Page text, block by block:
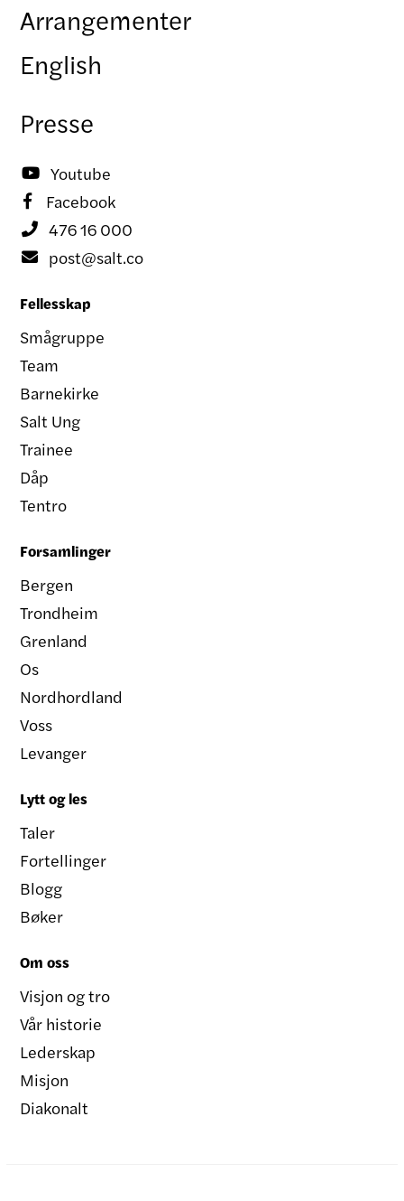
Arrangementer
English
Presse
 Youtube
 Facebook
 476 16 000
 post@salt.co
Fellesskap
Smågruppe
Team
Barnekirke
Salt Ung
Trainee
Dåp
Tentro
Forsamlinger
Bergen
Trondheim
Grenland
Os
Nordhordland
Voss
Levanger
Lytt og les
Taler
Fortellinger
Blogg
Bøker
Om oss
Visjon og tro
Vår historie
Lederskap
Misjon
Diakonalt